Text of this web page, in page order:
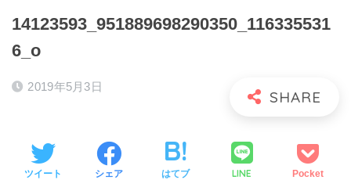
14123593_951889698290350_116335531
6_o
2019年5月3日
ツイート シェア はてブ LINE Pocket